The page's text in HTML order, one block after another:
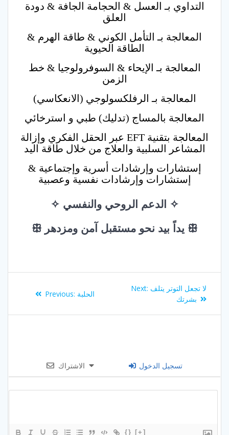
التداوي بـ العسل & الحجامة الجافة & دودة
العلق
المعالجة بـ التأمل الكوني & طاقة الهرم &
الطاقة الحيوية
المعالجة بـ الإيحاء & السوفرولوجيا & خط
الزمن
المعالجة بـ الرفلكسولوجي (الانعكاسي)
المعالجة بالمساج (تدليك) طبي و استرخائي
المعالجة بتقنية EFT عبر الحقل الفكري وإزالة
المشاعر السلبية والعلاج من خلال طاقة اليد
إستشارات وإرشادات أسرية وإجتماعية &
إستشارات وإرشادات نفسية وعصبية
✧ الدعم الروحي والنفسي ✧
ꕥ يداً بيد نحو مستقبل آمن ومزدهر ꕥ
navigation
Previous: Previous
الحلبة
Next: Next
لا تجعل التوتر يتلف
بشرتك
الاشتراك تسجيل الدخول
{} [+]